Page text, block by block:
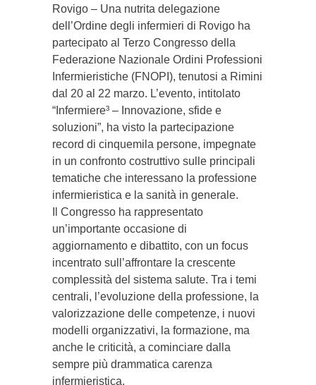
Rovigo – Una nutrita delegazione
dell’Ordine degli infermieri di Rovigo ha
partecipato al Terzo Congresso della
Federazione Nazionale Ordini Professioni
Infermieristiche (FNOPI), tenutosi a Rimini
dal 20 al 22 marzo. L’evento, intitolato
“Infermiere³ – Innovazione, sfide e
soluzioni”, ha visto la partecipazione
record di cinquemila persone, impegnate
in un confronto costruttivo sulle principali
tematiche che interessano la professione
infermieristica e la sanità in generale.
Il Congresso ha rappresentato
un’importante occasione di
aggiornamento e dibattito, con un focus
incentrato sull’affrontare la crescente
complessità del sistema salute. Tra i temi
centrali, l’evoluzione della professione, la
valorizzazione delle competenze, i nuovi
modelli organizzativi, la formazione, ma
anche le criticità, a cominciare dalla
sempre più drammatica carenza
infermieristica.